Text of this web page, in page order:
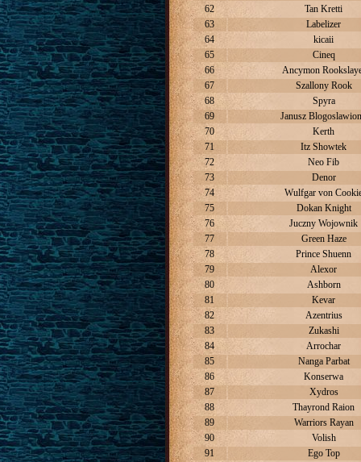
62
Tan Kretti
63
Labelizer
64
kicaii
65
Cineq
66
Ancymon
67
Szallony Rook
68
Spyra
69
Janusz
70
Kerth
71
Itz Showtek
72
Neo Fib
73
Denor
74
Wulfgar von
75
Dokan Knight
76
Juczny Wojownik
77
Green Haze
78
Prince Shuenn
79
Alexor
80
Ashborn
81
Kevar
82
Azentrius
83
Zukashi
84
Arrochar
85
Nanga Parbat
86
Konserwa
87
Xydros
88
Thayrond Raion
89
Warriors Rayan
90
Volish
91
Ego Top